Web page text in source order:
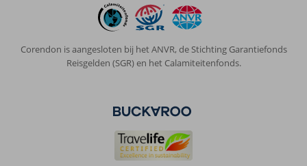
Corendon is aangesloten bij het ANVR, de Stichting Garantiefonds
Reisgelden (SGR) en het Calamiteitenfonds.